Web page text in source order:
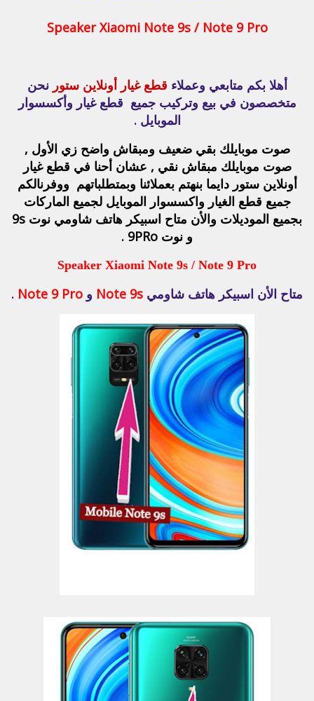
Speaker Xiaomi Note 9s / Note 9 Pro
أهلا بكم متابعي وعملاء قطع غيار أونلاين ستور نحن
متخصصون في بيع وتركيب جميع قطع غيار وأكسسوار
الموبايل .
صوت موبايلك بقي ضعيف ومبقاش واضح زي الأول ,
صوت موبايلك مبقاش نقي , عشان أحنا في قطع غيار
أونلاين ستور دايما بنهتم بعملائنا وبمتطلباتهم ووفرنالكم
جميع قطع الغيار واكسسوار الموبايل لجميع الماركات
بجميع الموديلات والأن متاح اسبيكر هاتف شاومي نوت 9s
و نوت 9PRo .
Speaker Xiaomi Note 9s / Note 9 Pro
متاح الأن اسبيكر هاتف شاومي Note 9s و .